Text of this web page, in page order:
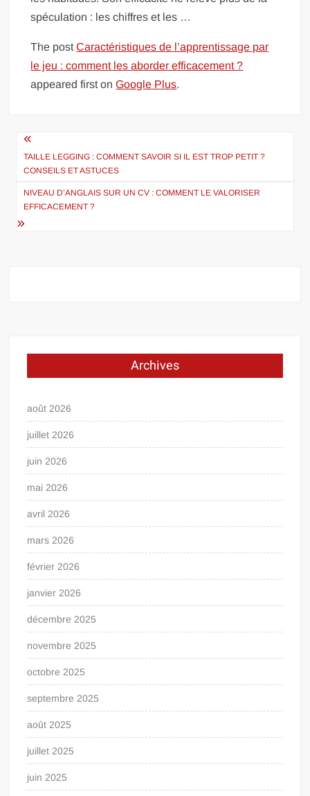
spéculation : les chiffres et les …
The postCaractéristiques de l’apprentissage par
le jeu : comment les aborder efficacement ?
appeared first onGoogle Plus.
Navigation
de
l’article
TAILLE LEGGING : COMMENT SAVOIR SI IL EST TROP PETIT ?
CONSEILS ET ASTUCES
NIVEAU D’ANGLAIS SUR UN CV : COMMENT LE VALORISER
EFFICACEMENT ?
Archives
août 2026
juillet 2026
juin 2026
mai 2026
avril 2026
mars 2026
février 2026
janvier 2026
décembre 2025
novembre 2025
octobre 2025
septembre 2025
août 2025
juillet 2025
juin 2025